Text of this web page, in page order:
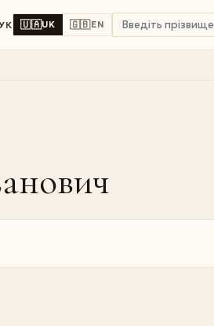
🇺🇦UK 🇬🇧EN